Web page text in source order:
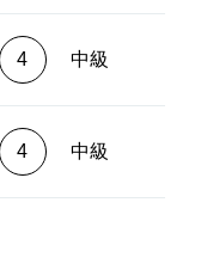
4 中級
4 中級